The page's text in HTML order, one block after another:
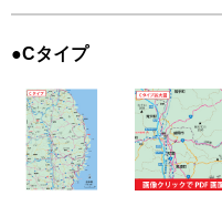
●Cタイプ